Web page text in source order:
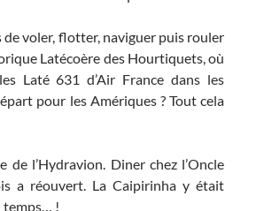
de voler, flotter, naviguer puis rouler
Latécoère des Hourtiquets, où
Laté 631 d’Air France dans les
pour les Amériques ? Tout cela
de l’Hydravion. Diner chez l’Oncle
a réouvert. La Caipirinha y était
temps… !